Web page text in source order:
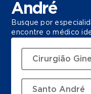
André
Busque por
encontre o médico